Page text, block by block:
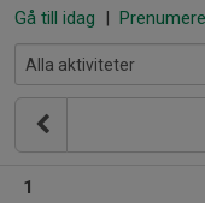
Gå till idag |
1